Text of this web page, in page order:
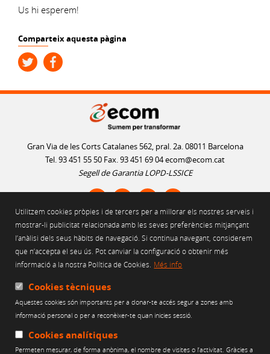
Utilitzem cookies pròpies i de tercers per a millorar els nostres serveis i
mostrar-li publicitat relacionada amb les seves preferències mitjançant
l’anàlisi dels seus hàbits de navegació. Si continua navegant, considerem
que n’accepta el seu ús. Pot canviar la configuració o obtenir més
informació a la nostra Política de Cookies. Més info
Cookies tècniques
Aquestes cookies són importants per a donar-te accés segur a zones amb
informació personal o per a reconèixer-te quan inicies sessió.
Cookies analítiques
Permeten mesurar, de forma anònima, el nombre de visites o l’activitat. Gràcies a
Us hi esperem!
Comparteix aquesta pàgina
Gran Via de les Corts Catalanes 562, pral. 2a. 08011 Barcelona
Tel. 93 451 55 50 Fax. 93 451 69 04ecom@ecom.cat
Segell de Garantia LOPD-LSSICE
AVÍS LEGAL
POLÍTICA D'ÚS DE COOKIES
POLÍTICA DE PRIVACITAT
POLÍTICA DE XARXES SOCIALS
CANAL ÈTIC
Web finançat per: